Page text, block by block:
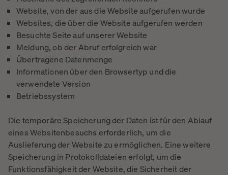
Website, von der aus die Website aufgerufen wurde
Websites, die über die Website aufgerufen werden
Besuchte Seite auf unserer Website
Meldung, ob der Abruf erfolgreich war
Übertragene Datenmenge
Informationen über den Browsertyp und die
verwendete Version
Betriebssystem
Die temporäre Speicherung der Daten ist für den Ablauf
eines Websitenbesuchs erforderlich, um die
Auslieferung der Website zu ermöglichen. Eine weitere
Speicherung in Protokolldateien erfolgt, um die
Funktionsfähigkeit der Website, die Sicherheit der